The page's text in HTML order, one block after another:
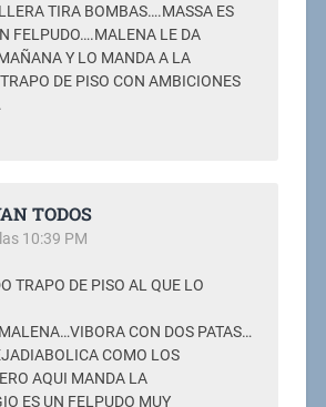
TIRA BOMBAS….MASSA ES
FELPUDO….MALENA LE DA
Y LO MANDA A LA
DE PISO CON AMBICIONES
TODOS
10:39 PM
TRAPO DE PISO AL QUE LO
CON DOS PATAS…
COMO LOS
AQUI MANDA LA
ES UN FELPUDO MUY